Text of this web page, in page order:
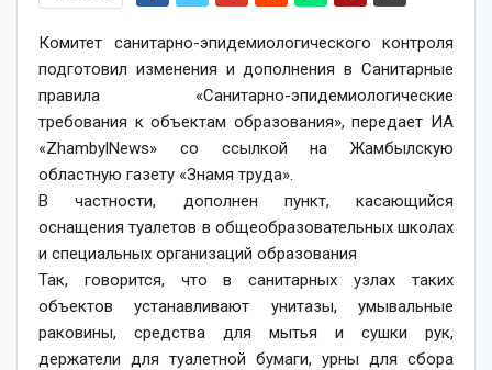
Комитет санитарно-эпидемиологического контроля
подготовил изменения и дополнения в Санитарные
правила «Санитарно-эпидемиологические
требования к объектам образования», передает ИА
«ZhambylNews» со ссылкой на Жамбылскую
областную газету «Знамя труда».
В частности, дополнен пункт, касающийся
оснащения туалетов в общеобразовательных школах
и специальных организаций образования
Так, говорится, что в санитарных узлах таких
объектов устанавливают унитазы, умывальные
раковины, средства для мытья и сушки рук,
держатели для туалетной бумаги, урны для сбора